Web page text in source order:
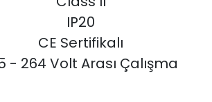
IP20
CE Sertifikalı
- 264 Volt Arası Çalışma